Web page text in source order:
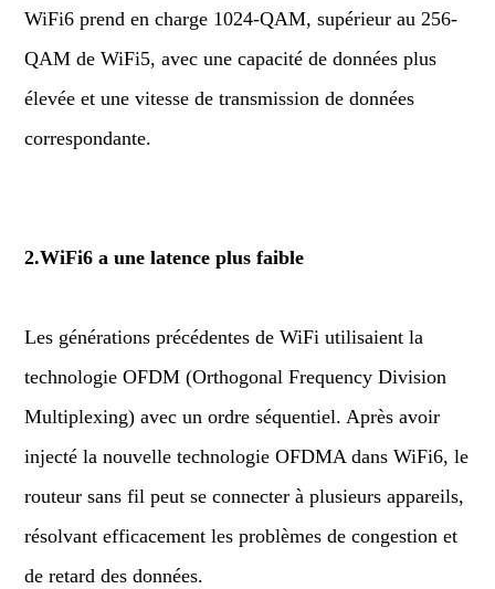
WiFi6 prend en charge 1024-QAM, supérieur au 256-
QAM de WiFi5, avec une capacité de données plus
élevée et une vitesse de transmission de données
correspondante.
2.WiFi6 a une latence plus faible
Les générations précédentes de WiFi utilisaient la
technologie OFDM (Orthogonal Frequency Division
Multiplexing) avec un ordre séquentiel. Après avoir
injecté la nouvelle technologie OFDMA dans WiFi6, le
routeur sans fil peut se connecter à plusieurs appareils,
résolvant efficacement les problèmes de congestion et
de retard des données.